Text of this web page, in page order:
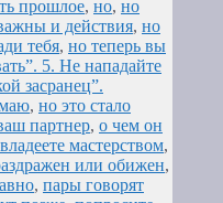
прошлое, но, но
и действия, но
тебя, но теперь вы
5. Не нападайте
засранец”.
, но это стало
партнер, о чем он
мастерством,
или обижен,
, пары говорят